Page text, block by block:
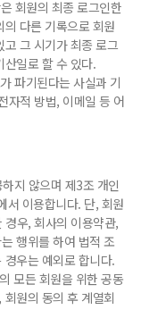
회원의 최종 로그인한
다른 기록으로 회원
그 시기가 최종 로그
산일로 할 수 있다.
파기된다는 사실과 기
자적 방법, 이메일 등 어
지 않으며 제3조 개인
서 이용합니다. 단, 회원
우, 회사의 이용약관,
행위를 하여 법적 조
우는 예외로 합니다.
모든 회원을 위한 공동
원의 동의 후 계열회